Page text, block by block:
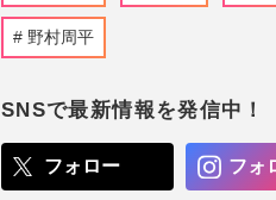
野村周平
SNSで最新情報を発信中！
フォロー フォ